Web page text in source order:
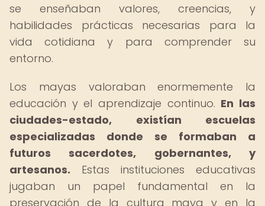
se enseñaban valores, creencias, y
habilidades prácticas necesarias para la
vida cotidiana y para comprender su
entorno.
Los mayas valoraban enormemente la
educación y el aprendizaje continuo. En las
ciudades-estado, existían escuelas
especializadas donde se formaban a
futuros sacerdotes, gobernantes, y
artesanos. Estas instituciones educativas
jugaban un papel fundamental en la
preservación de la cultura maya y en la